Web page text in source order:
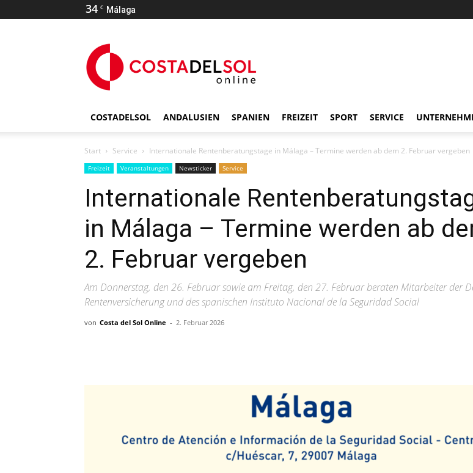
34 C Málaga
COSTADELSOL ANDALUSIEN SPANIEN FREIZEIT SPORT SERVICE
Start Service Internationale Rentenberatungstage in Málaga – Termine werden ab dem 2. Februar vergeben
Freizeit Veranstaltungen Newsticker Service
Internationale
in Málaga – Termine werden ab
2. Februar vergeben
Am Donnerstag, den 26. Februar sowie am Freitag, den 27. Februar beraten Mitarbeiter der
Rentenversicherung und des spanischen Instituto Nacional de la Seguridad Social
von Costa del Sol Online - 2. Februar 2026